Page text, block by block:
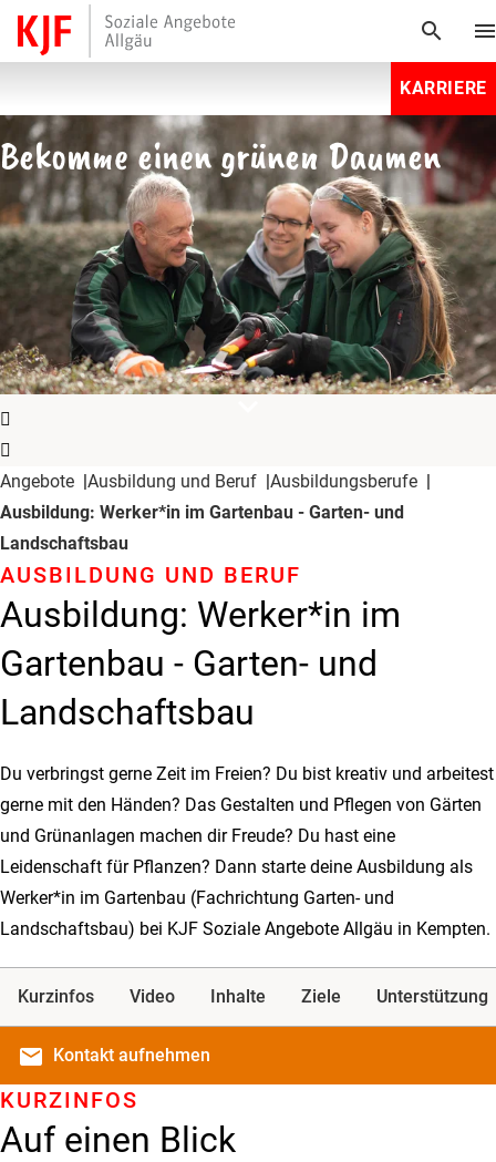
search
KARRIERE
Bekomme einen grünen Daumen
expand_more
Angebote Ausbildung und Beruf
Ausbildungsberufe
Ausbildung: Werker*in im Gartenbau - Garten- und
Landschaftsbau
Ausbildung: Werker*in im
Gartenbau - Garten- und
Landschaftsbau
AUSBILDUNG UND BERUF
Du verbringst gerne Zeit im Freien? Du bist kreativ und arbeitest
gerne mit den Händen? Das Gestalten und Pflegen von Gärten
und Grünanlagen machen dir Freude? Du hast eine
Leidenschaft für Pflanzen? Dann starte deine Ausbildung als
Werker*in im Gartenbau (Fachrichtung Garten- und
Landschaftsbau) bei KJF Soziale Angebote Allgäu in Kempten.
Kurzinfos Video Inhalte Ziele Unterstützung
email Kontakt aufnehmen
Auf einen Blick
KURZINFOS